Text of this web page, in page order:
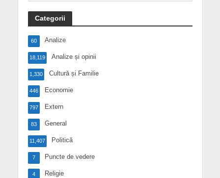
Categorii
Analize
60
Analize și opinii
18,119
Cultură și Familie
1,330
Economie
446
Extern
797
General
83
Politică
11,407
Puncte de vedere
7
Religie
4